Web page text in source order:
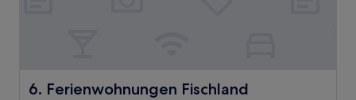
6. Ferienwohnungen Fischland
Ferienwohnungen Fischland